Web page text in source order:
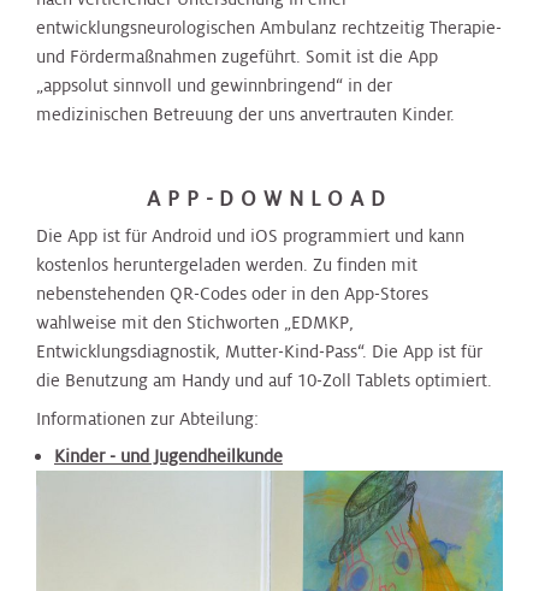
entwicklungsneurologischen Ambulanz rechtzeitig Therapie-
und Fördermaßnahmen zugeführt. Somit ist die App
„appsolut sinnvoll und gewinnbringend“ in der
medizinischen Betreuung der uns anvertrauten Kinder.
APP-DOWNLOAD
Die App ist für Android und iOS programmiert und kann
kostenlos heruntergeladen werden. Zu finden mit
nebenstehenden QR-Codes oder in den App-Stores
wahlweise mit den Stichworten „EDMKP,
Entwicklungsdiagnostik, Mutter-Kind-Pass“. Die App ist für
die Benutzung am Handy und auf 10-Zoll Tablets optimiert.
Informationen zur Abteilung:
Kinder - und Jugendheilkunde